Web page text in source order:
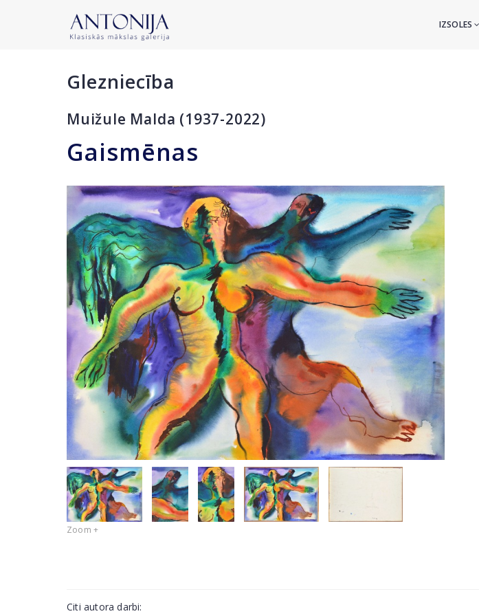
IZSOLES
Glezniecība
Muižule Malda (1937-2022)
Gaismēnas
Zoom +
Citi autora darbi: